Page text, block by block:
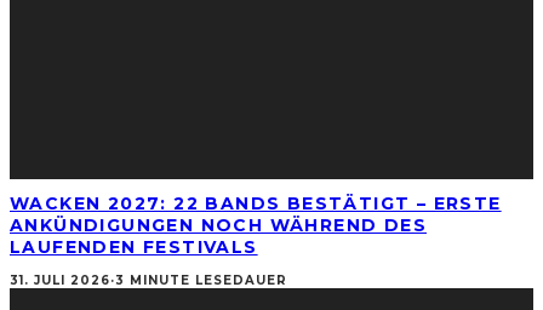
WACKEN 2027: 22 BANDS BESTÄTIGT – ERSTE
ANKÜNDIGUNGEN NOCH WÄHREND DES
LAUFENDEN FESTIVALS
31. JULI 2026·3 MINUTE LESEDAUER